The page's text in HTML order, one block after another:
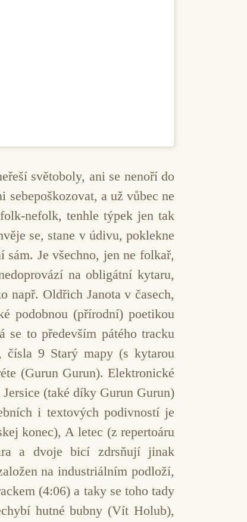
světoboly, ani se nenoří do
a už vůbec ne
nefolk, tenhle týpek jen tak
se, stane v údivu, poklekne
Je všechno, jen ne folkař,
na obligátní kytaru,
např. Oldřich Janota v časech,
podobnou (přírodní) poetikou
se to především pátého tracku
čísla 9 Starý mapy (s kytarou
(Gurun Gurun). Elektronické
(také díky Gurun Gurun)
i textových podivností je
konec), A letec (z repertoáru
a dvoje bicí zdrsňují jinak
na industriálním podloží,
(4:06) a taky se toho tady
hutné bubny (Vít Holub),